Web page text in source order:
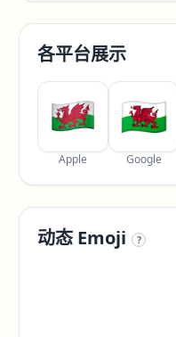
各平台展示
Apple Google
动态 Emoji ?